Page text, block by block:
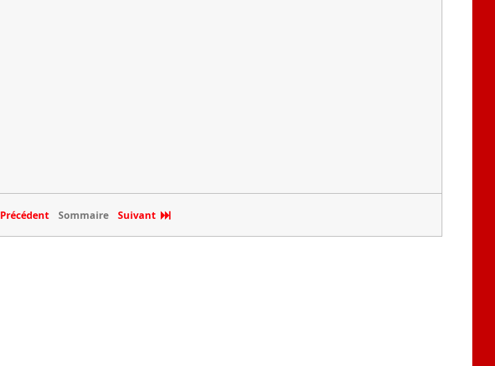
Précédent Sommaire Suivant